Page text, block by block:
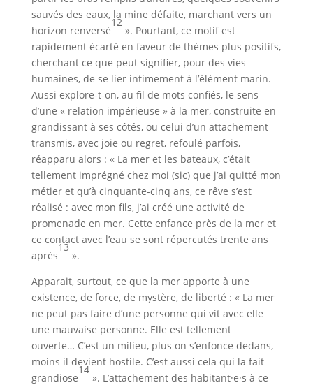
sauvés des eaux, la mine défaite, marchant vers un
horizon renversé
12
». Pourtant, ce motif est
rapidement écarté en faveur de thèmes plus positifs,
cherchant ce que peut signifier, pour des vies
humaines, de se lier intimement à l’élément marin.
Aussi explore-t-on, au fil de mots confiés, le sens
d’une « relation impérieuse » à la mer, construite en
grandissant à ses côtés, ou celui d’un attachement
transmis, avec joie ou regret, refoulé parfois,
réapparu alors : « La mer et les bateaux, c’était
tellement imprégné chez moi (sic) que j’ai quitté mon
métier et qu’à cinquante-cinq ans, ce rêve s’est
réalisé : avec mon fils, j’ai créé une activité de
promenade en mer. Cette enfance près de la mer et
ce contact avec l’eau se sont répercutés trente ans
après
13
».
Apparait, surtout, ce que la mer apporte à une
existence, de force, de mystère, de liberté : « La mer
ne peut pas faire d’une personne qui vit avec elle
une mauvaise personne. Elle est tellement
ouverte… C’est un milieu, plus on s’enfonce dedans,
moins il devient hostile. C’est aussi cela qui la fait
grandiose
14
». L’attachement des habitant·e·s à ce